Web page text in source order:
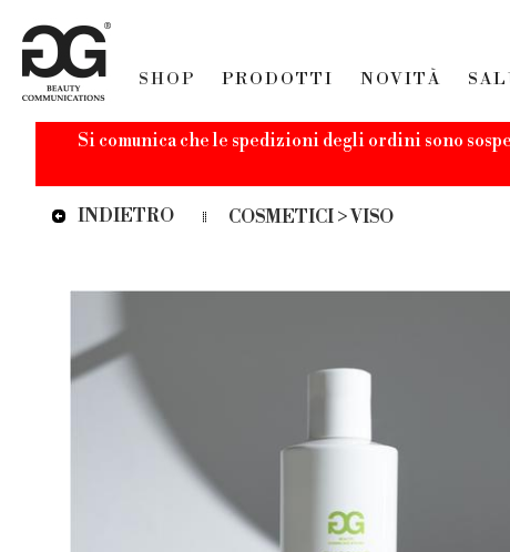
SHOP PRODOTTI NOVITÀ
Si comunica che le spedizioni degli ordini sono
INDIETRO COSMETICI > VISO